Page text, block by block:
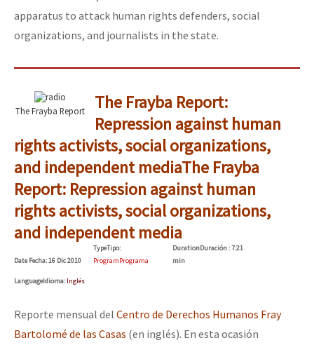
apparatus to attack human rights defenders, social
organizations, and journalists in the state.
The Frayba Report
The Frayba Report:
Repression against human
rights activists, social organizations,
and independent mediaThe Frayba
Report: Repression against human
rights activists, social organizations,
and independent media
DateFecha: 16 Dic 2010
TypeTipo:
ProgramPrograma
DurationDuración: 7:21
min
LanguageIdioma: Inglés
Reporte mensual del Centro de Derechos Humanos Fray
Bartolomé de las Casas (en inglés). En esta ocasión